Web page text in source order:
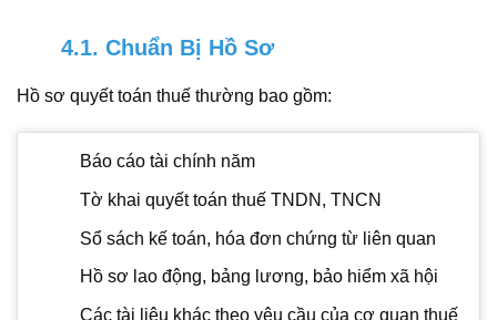
4.1. Chuẩn Bị Hồ Sơ
Hồ sơ quyết toán thuế thường bao gồm:
Báo cáo tài chính năm
Tờ khai quyết toán thuế TNDN, TNCN
Sổ sách kế toán, hóa đơn chứng từ liên quan
Hồ sơ lao động, bảng lương, bảo hiểm xã hội
Các tài liệu khác theo yêu cầu của cơ quan thuế